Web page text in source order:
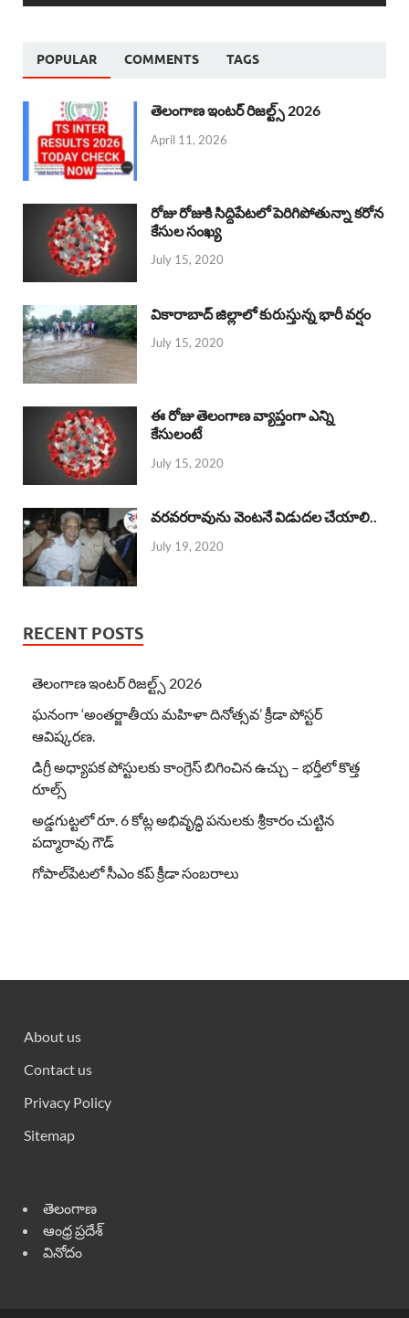
POPULAR COMMENTS TAGS
తెలంగాణ ఇంటర్ రిజల్ట్స్ 2026
April 11, 2026
రోజు రోజుకి సిద్దిపేటలో పెరిగిపోతున్నా కరోన
కేసుల సంఖ్య
July 15, 2020
వికారాబాద్ జిల్లాలో కురుస్తున్న భారీ వర్షం
July 15, 2020
ఈ రోజు తెలంగాణ వ్యాప్తంగా ఎన్ని
కేసులంటే
July 15, 2020
వరవరరావును వెంటనే విడుదల చేయాలి..
July 19, 2020
RECENT POSTS
తెలంగాణ ఇంటర్ రిజల్ట్స్ 2026
ఘనంగా ‘అంతర్జాతీయ మహిళా దినోత్సవ’ క్రీడా పోస్టర్
ఆవిష్కరణ.
డిగ్రీ అధ్యాపక పోస్టులకు కాంగ్రెస్ బిగించిన ఉచ్చు – భర్తీలో కొత్త
రూల్స్
అడ్డగుట్టలో రూ. 6 కోట్ల అభివృద్ధి పనులకు శ్రీకారం చుట్టిన
పద్మారావు గౌడ్
గోపాల్‌పేటలో సీఎం కప్ క్రీడా సంబరాలు
About us
Contact us
Privacy Policy
Sitemap
తెలంగాణ
ఆంధ్ర ప్రదేశ్
వినోదం